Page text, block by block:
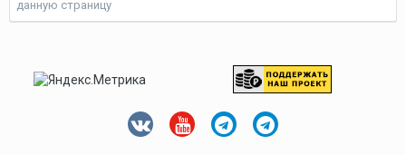
данную страницу